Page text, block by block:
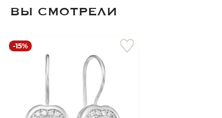
ВЫ СМОТРЕЛИ
-15%